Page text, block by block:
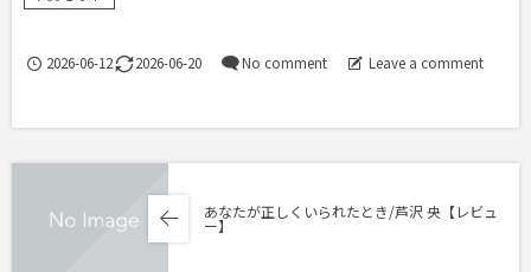
2026-06-12 2026-06-20 No comment Leave a comment
あなたが正しくいられたとき/芦沢 央【レビュ
ー】